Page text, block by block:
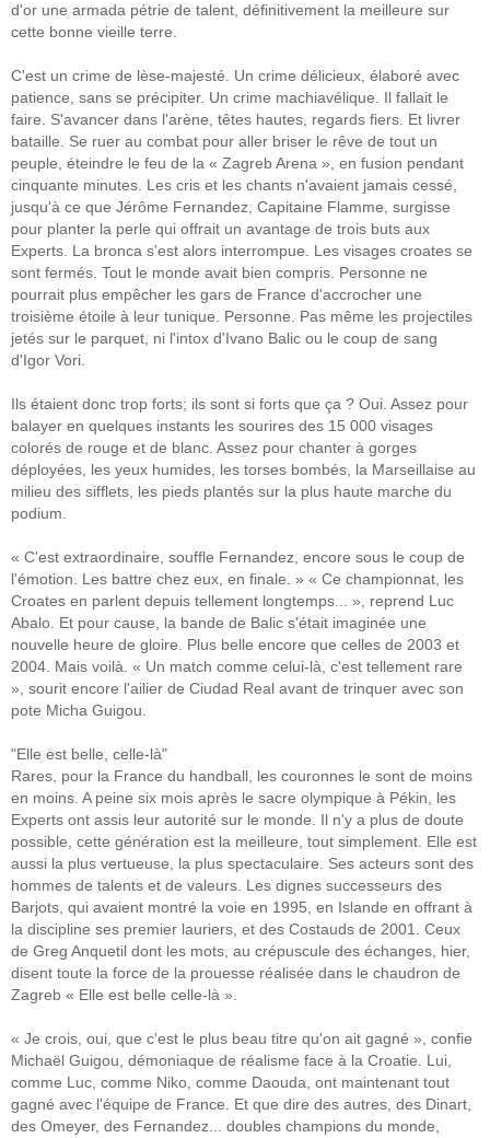
d'or une armada pétrie de talent, définitivement la meilleure sur
cette bonne vieille terre.
C'est un crime de lèse-majesté. Un crime délicieux, élaboré avec
patience, sans se précipiter. Un crime machiavélique. Il fallait le
faire. S'avancer dans l'arène, têtes hautes, regards fiers. Et livrer
bataille. Se ruer au combat pour aller briser le rêve de tout un
peuple, éteindre le feu de la « Zagreb Arena », en fusion pendant
cinquante minutes. Les cris et les chants n'avaient jamais cessé,
jusqu'à ce que Jérôme Fernandez, Capitaine Flamme, surgisse
pour planter la perle qui offrait un avantage de trois buts aux
Experts. La bronca s'est alors interrompue. Les visages croates se
sont fermés. Tout le monde avait bien compris. Personne ne
pourrait plus empêcher les gars de France d'accrocher une
troisième étoile à leur tunique. Personne. Pas même les projectiles
jetés sur le parquet, ni l'intox d'Ivano Balic ou le coup de sang
d'Igor Vori.
Ils étaient donc trop forts; ils sont si forts que ça ? Oui. Assez pour
balayer en quelques instants les sourires des 15 000 visages
colorés de rouge et de blanc. Assez pour chanter à gorges
déployées, les yeux humides, les torses bombés, la Marseillaise au
milieu des sifflets, les pieds plantés sur la plus haute marche du
podium.
« C'est extraordinaire, souffle Fernandez, encore sous le coup de
l'émotion. Les battre chez eux, en finale. » « Ce championnat, les
Croates en parlent depuis tellement longtemps... », reprend Luc
Abalo. Et pour cause, la bande de Balic s'était imaginée une
nouvelle heure de gloire. Plus belle encore que celles de 2003 et
2004. Mais voilà. « Un match comme celui-là, c'est tellement rare
», sourit encore l'ailier de Ciudad Real avant de trinquer avec son
pote Micha Guigou.
"Elle est belle, celle-là"
Rares, pour la France du handball, les couronnes le sont de moins
en moins. A peine six mois après le sacre olympique à Pékin, les
Experts ont assis leur autorité sur le monde. Il n'y a plus de doute
possible, cette génération est la meilleure, tout simplement. Elle est
aussi la plus vertueuse, la plus spectaculaire. Ses acteurs sont des
hommes de talents et de valeurs. Les dignes successeurs des
Barjots, qui avaient montré la voie en 1995, en Islande en offrant à
la discipline ses premier lauriers, et des Costauds de 2001. Ceux
de Greg Anquetil dont les mots, au crépuscule des échanges, hier,
disent toute la force de la prouesse réalisée dans le chaudron de
Zagreb « Elle est belle celle-là ».
« Je crois, oui, que c'est le plus beau titre qu'on ait gagné », confie
Michaël Guigou, démoniaque de réalisme face à la Croatie. Lui,
comme Luc, comme Niko, comme Daouda, ont maintenant tout
gagné avec l'équipe de France. Et que dire des autres, des Dinart,
des Omeyer, des Fernandez... doubles champions du monde,